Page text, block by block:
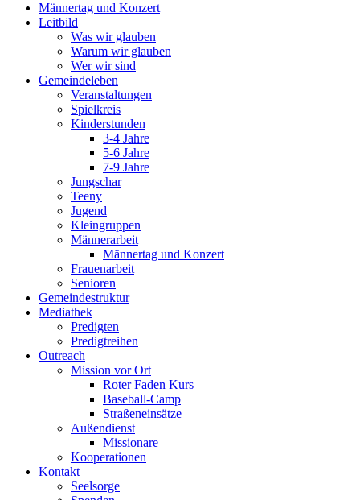
Männertag und Konzert
Leitbild
Was wir glauben
Warum wir glauben
Wer wir sind
Gemeindeleben
Veranstaltungen
Spielkreis
Kinderstunden
3-4 Jahre
5-6 Jahre
7-9 Jahre
Jungschar
Teeny
Jugend
Kleingruppen
Männerarbeit
Männertag und Konzert
Frauenarbeit
Senioren
Gemeindestruktur
Mediathek
Predigten
Predigtreihen
Outreach
Mission vor Ort
Roter Faden Kurs
Baseball-Camp
Straßeneinsätze
Außendienst
Missionare
Kooperationen
Kontakt
Seelsorge